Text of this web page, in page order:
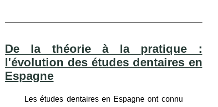
De la théorie à la pratique :
l'évolution des études dentaires en
Espagne
Les études dentaires en Espagne ont connu